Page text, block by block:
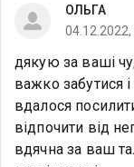
ОЛЬГА
дякую за ваші
важко забутися
вдалося
відпочити від
вдячна за ваш